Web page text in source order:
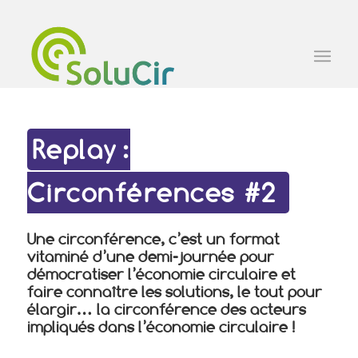
Replay :
Circonférences #2
Une circonférence, c’est un format
vitaminé d’une demi-journée pour
démocratiser l’économie circulaire et
faire connaître les solutions, le tout pour
élargir… la circonférence des acteurs
impliqués dans l’économie circulaire !